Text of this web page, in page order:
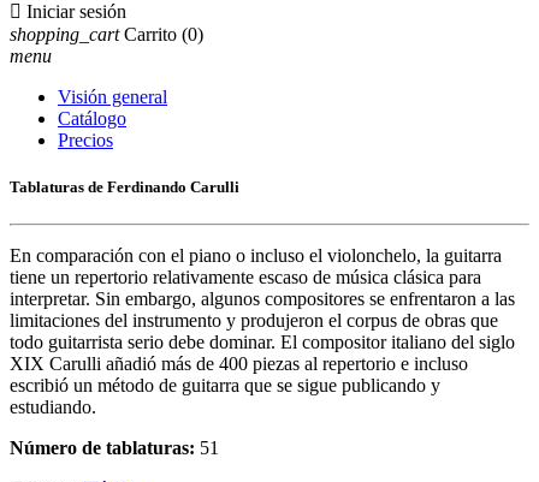
 Iniciar sesión
shopping_cart Carrito (0)
menu
Visión general
Catálogo
Precios
Tablaturas de Ferdinando Carulli
En comparación con el piano o incluso el violonchelo, la guitarra
tiene un repertorio relativamente escaso de música clásica para
interpretar. Sin embargo, algunos compositores se enfrentaron a las
limitaciones del instrumento y produjeron el corpus de obras que
todo guitarrista serio debe dominar. El compositor italiano del siglo
XIX Carulli añadió más de 400 piezas al repertorio e incluso
escribió un método de guitarra que se sigue publicando y
estudiando.
Número de tablaturas: 51